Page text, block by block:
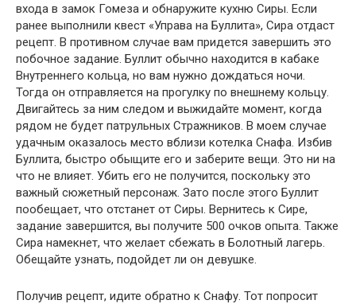
входа в замок Гомеза и обнаружите кухню Сиры. Если
ранее выполнили квест «Управа на Буллита», Сира отдаст
рецепт. В противном случае вам придется завершить это
побочное задание. Буллит обычно находится в кабаке
Внутреннего кольца, но вам нужно дождаться ночи.
Тогда он отправляется на прогулку по внешнему кольцу.
Двигайтесь за ним следом и выжидайте момент, когда
рядом не будет патрульных Стражников. В моем случае
удачным оказалось место вблизи котелка Снафа. Избив
Буллита, быстро обыщите его и заберите вещи. Это ни на
что не влияет. Убить его не получится, поскольку это
важный сюжетный персонаж. Зато после этого Буллит
пообещает, что отстанет от Сиры. Вернитесь к Сире,
задание завершится, вы получите 500 очков опыта. Также
Сира намекнет, что желает сбежать в Болотный лагерь.
Обещайте узнать, подойдет ли он девушке.
Получив рецепт, идите обратно к Снафу. Тот попросит